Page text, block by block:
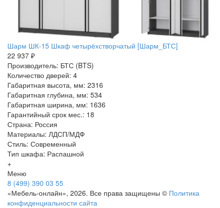
Шарм ШК-15 Шкаф четырёхстворчатый [Шарм_БТС]
22 937 ₽
Производитель: БТС (BTS)
Количество дверей: 4
Габаритная высота, мм: 2316
Габаритная глубина, мм: 534
Габаритная ширина, мм: 1636
Гарантийный срок мес.: 18
Страна: Россия
Материалы: ЛДСП/МДФ
Стиль: Современный
Тип шкафа: Распашной
+
Меню
8 (499) 390 03 55
«Мебель-онлайн», 2026. Все права защищены © Политика
конфиденциальности сайта